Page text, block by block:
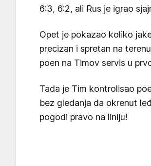
6:3, 6:2, ali Rus je igrao
Opet je pokazao koliko
precizan i spretan na
poen na Timov servis u
Tada je Tim kontrolisao
bez gledanja da okrenut
pogodi pravo na liniju!